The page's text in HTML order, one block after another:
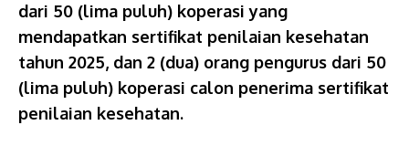
dari 50 (lima puluh) koperasi yang
mendapatkan sertifikat penilaian kesehatan
tahun 2025, dan 2 (dua) orang pengurus dari 50
(lima puluh) koperasi calon penerima sertifikat
penilaian kesehatan.